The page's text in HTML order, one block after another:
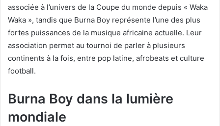
associée à l’univers de la Coupe du monde depuis « Waka
Waka », tandis que Burna Boy représente l’une des plus
fortes puissances de la musique africaine actuelle. Leur
association permet au tournoi de parler à plusieurs
continents à la fois, entre pop latine, afrobeats et culture
football.
Burna Boy dans la lumière
mondiale